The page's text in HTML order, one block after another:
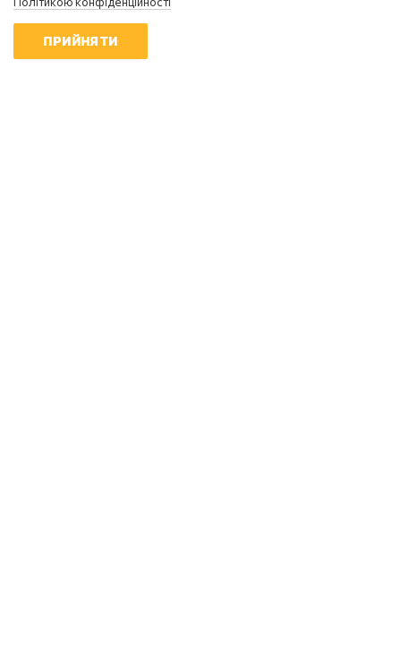
ПРИЙНЯТИ